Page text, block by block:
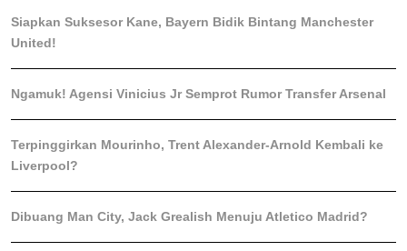
Siapkan Suksesor Kane, Bayern Bidik Bintang Manchester
United!
Ngamuk! Agensi Vinicius Jr Semprot Rumor Transfer Arsenal
Terpinggirkan Mourinho, Trent Alexander-Arnold Kembali ke
Liverpool?
Dibuang Man City, Jack Grealish Menuju Atletico Madrid?